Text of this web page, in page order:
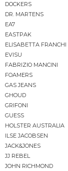
DOCKERS
DR. MARTENS
EA7
EASTPAK
ELISABETTA FRANCHI
EVISU
FABRIZIO MANCINI
FOAMERS
GAS JEANS
GHOUD
GRIFONI
GUESS
HOLSTER AUSTRALIA
ILSE JACOBSEN
JACK&JONES
JJ REBEL
JOHN RICHMOND